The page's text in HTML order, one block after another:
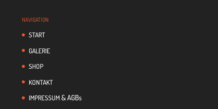
NAVI­GA­TION
START
GALE­RIE
SHOP
KON­TAKT
IMPRES­SUM& AGBs